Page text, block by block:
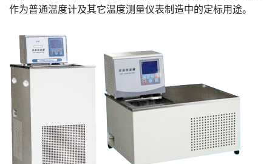
作为普通温度计及其它温度测量仪表制造中的定标用途。